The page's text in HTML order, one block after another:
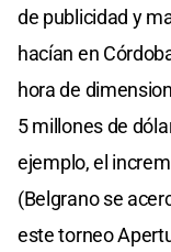
de publicidad y
hacían en
hora de
5 millones de
ejemplo, el
(Belgrano se
este torneo